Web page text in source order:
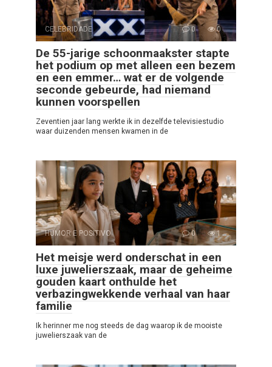
CELEBRIDADE 0 0
De 55-jarige schoonmaakster stapte
het podium op met alleen een bezem
en een emmer… wat er de volgende
seconde gebeurde, had niemand
kunnen voorspellen
Zeventien jaar lang werkte ik in dezelfde televisiestudio
waar duizenden mensen kwamen in de
HUMOR E POSITIVO 0 1
Het meisje werd onderschat in een
luxe juwelierszaak, maar de geheime
gouden kaart onthulde het
verbazingwekkende verhaal van haar
familie
Ik herinner me nog steeds de dag waarop ik de mooiste
juwelierszaak van de